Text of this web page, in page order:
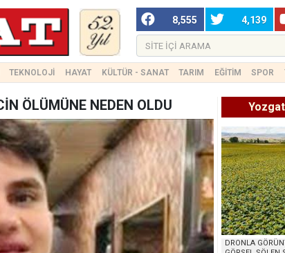
8,555 4,139
TEKNOLOJİ HAYAT KÜLTÜR - SANAT TARIM EĞİTİM SPOR
ÖLÜMÜNE NEDEN OLDU
DRONLA